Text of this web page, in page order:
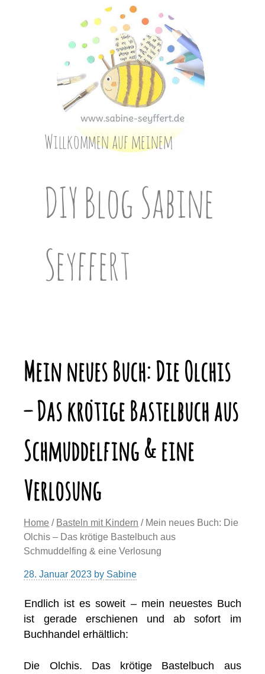
Willkommen auf meinem
DIY Blog Sabine
Seyffert
Mein neues Buch: Die Olchis
– Das krötige Bastelbuch aus
Schmuddelfing & eine
Verlosung
Home / Basteln mit Kindern / Mein neues Buch: Die
Olchis – Das krötige Bastelbuch aus
Schmuddelfing & eine Verlosung
28. Januar 2023 by Sabine
Endlich ist es soweit – mein neuestes Buch
ist gerade erschienen und ab sofort im
Buchhandel erhältlich:
Die Olchis. Das krötige Bastelbuch aus